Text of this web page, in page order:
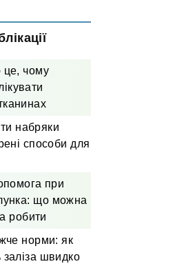
це, чому
набряки
способи для
при
що можна
робити
норми: як
заліза швидко